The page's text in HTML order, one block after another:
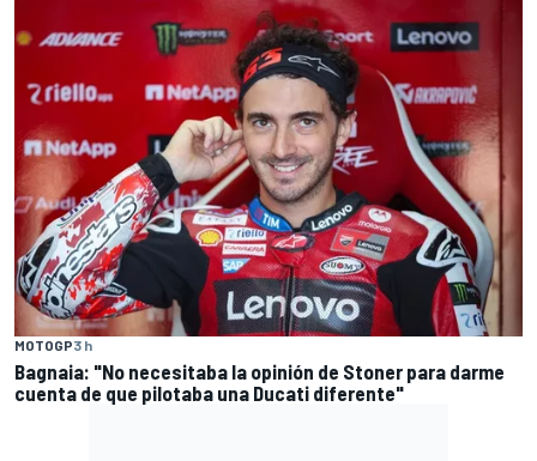
MOTOGP3 h
Bagnaia: "No necesitaba la opinión de Stoner para darme
cuenta de que pilotaba una Ducati diferente"